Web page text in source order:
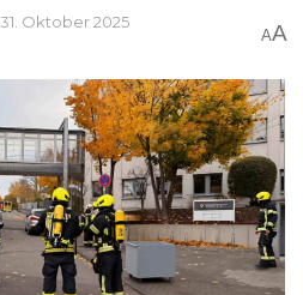
31. Oktober 2025
AA